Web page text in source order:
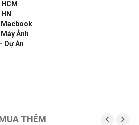
Macbook
Ảnh
Dự Án
THÊM  